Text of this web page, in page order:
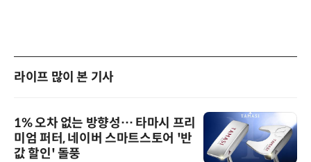
라이프 많이 본 기사
1% 오차 없는 방향성… 타마시 프리
미엄 퍼터, 네이버 스마트스토어 '반
값 할인' 돌풍